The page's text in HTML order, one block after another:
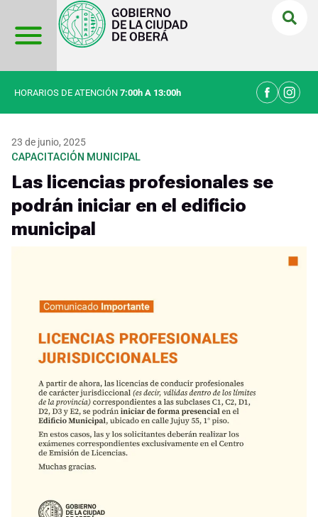
contenido
HORARIOS DE ATENCIÓN 7:00h A 13:00h
23 de junio, 2025
CAPACITACIÓN MUNICIPAL
Las licencias profesionales se
podrán iniciar en el edificio
municipal